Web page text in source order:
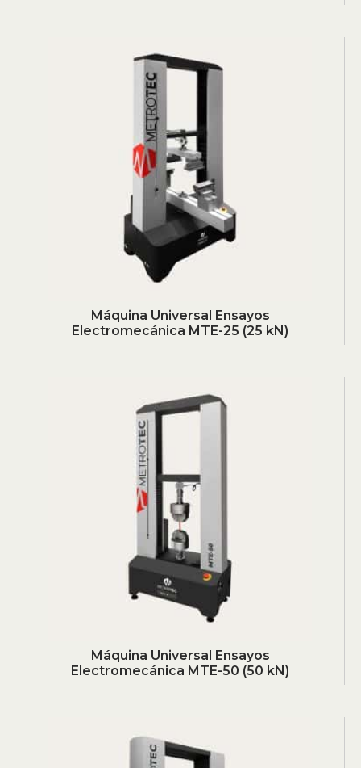
Máquina Universal Ensayos
Electromecánica MTE-25 (25 kN)
Máquina Universal Ensayos
Electromecánica MTE-50 (50 kN)